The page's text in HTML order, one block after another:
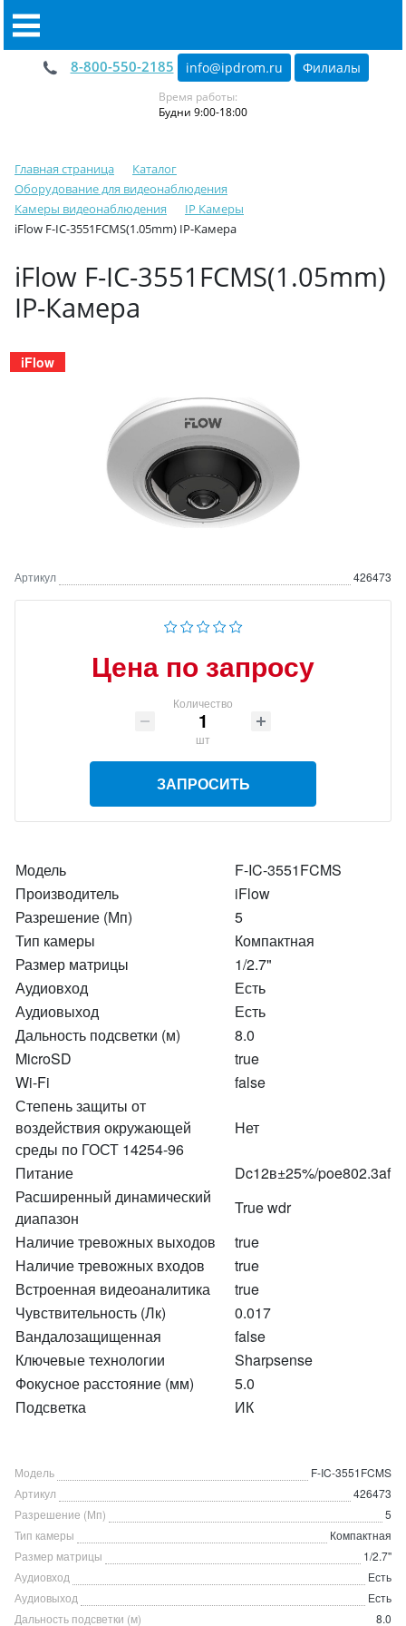
8-800-550-2185 info@ipdrom.ru Филиалы
Время работы:
Будни 9:00-18:00
Главная страница
Каталог
Оборудование для видеонаблюдения
Камеры видеонаблюдения
IP Камеры
iFlow F-IC-3551FCMS(1.05mm) IP-Камера
iFlow F-IC-3551FCMS(1.05mm)
IP-Камера
iFlow
Артикул 426473
Цена по запросу
Количество
шт
ЗАПРОСИТЬ
Модель
F-IC-3551FCMS
Производитель
iFlow
Разрешение (Мп)
5
Тип камеры
Компактная
Размер матрицы
1/2.7"
Аудиовход
Есть
Аудиовыход
Есть
Дальность подсветки (м)
8.0
MicroSD
true
Wi-Fi
false
Степень защиты от
воздействия окружающей
среды по ГОСТ 14254-96
Нет
Питание
Dc12в±25%/poe802.3af
Расширенный динамический
диапазон
True wdr
Наличие тревожных выходов
true
Наличие тревожных входов
true
Встроенная видеоаналитика
true
Чувствительность (Лк)
0.017
Вандалозащищенная
false
Ключевые технологии
Sharpsense
Фокусное расстояние (мм)
5.0
Подсветка
ИК
Модель
F-IC-3551FCMS
Артикул
426473
Разрешение (Мп)
5
Тип камеры
Компактная
Размер матрицы
1/2.7''
Аудиовход
Есть
Аудиовыход
Есть
Дальность подсветки (м)
8.0